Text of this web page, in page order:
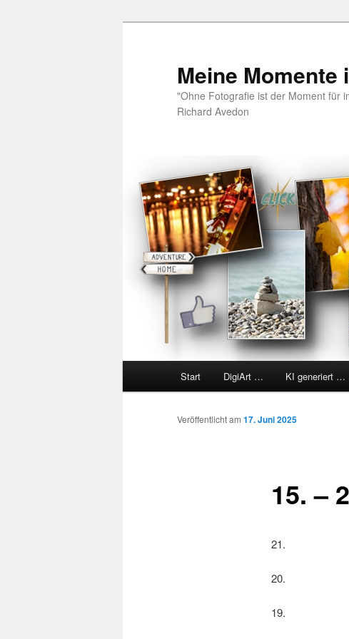
Meine Momente
"Ohne Fotografie ist der Moment für
Richard Avedon
Start DigiArt … KI generiert …
15. –
Veröffentlicht am 17. Juni 2025
21.
20.
19.